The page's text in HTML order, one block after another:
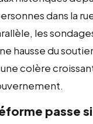
dans la
les
hausse du
colère
passe